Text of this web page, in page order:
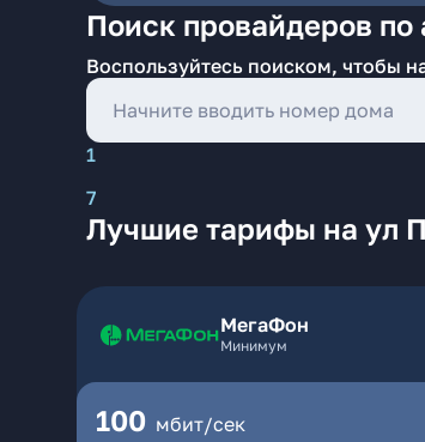
Поиск провайдеров
Воспользуйтесь поиском, чтобы
1
7
Лучшие тарифы на ул
МегаФон
Минимум
100 мбит/сек